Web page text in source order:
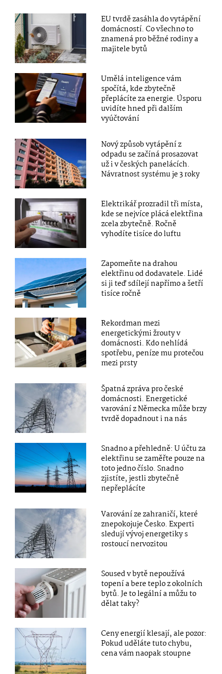
EU tvrdě zasáhla do vytápění
domácností. Co všechno to
znamená pro běžné rodiny a
majitele bytů
Umělá inteligence vám
spočítá, kde zbytečně
přeplácíte za energie. Úsporu
uvidíte hned při dalším
vyúčtování
Nový způsob vytápění z
odpadu se začíná prosazovat
už i v českých panelácích.
Návratnost systému je 3 roky
Elektrikář prozradil tři místa,
kde se nejvíce plácá elektřina
zcela zbytečně. Ročně
vyhodíte tisíce do luftu
Zapomeňte na drahou
elektřinu od dodavatele. Lidé
si ji teď sdílejí napřímo a šetří
tisíce ročně
Rekordman mezi
energetickými žrouty v
domácnosti. Kdo nehlídá
spotřebu, peníze mu protečou
mezi prsty
Špatná zpráva pro české
domácnosti. Energetické
varování z Německa může brzy
tvrdě dopadnout i na nás
Snadno a přehledně: U účtu za
elektřinu se zaměřte pouze na
toto jedno číslo. Snadno
zjistíte, jestli zbytečně
nepřeplácíte
Varování ze zahraničí, které
znepokojuje Česko. Experti
sledují vývoj energetiky s
rostoucí nervozitou
Soused v bytě nepoužívá
topení a bere teplo z okolních
bytů. Je to legální a můžu to
dělat taky?
Ceny energií klesají, ale pozor:
Pokud uděláte tuto chybu,
cena vám naopak stoupne